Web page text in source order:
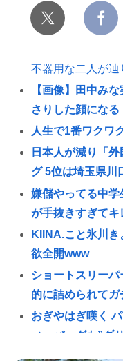
不器用な二人が
【画像】田中み
さりした顔になる
人生で1番ワクワ
日本人が減り「
グ 5位は埼玉県川
嫌儲やってる中
が手抜きすぎてキ
KIINA.こと氷川
欲全開www
ショートスリー
的に詰められて
おぎやはぎ嘆く
ィーバッグも”ダ